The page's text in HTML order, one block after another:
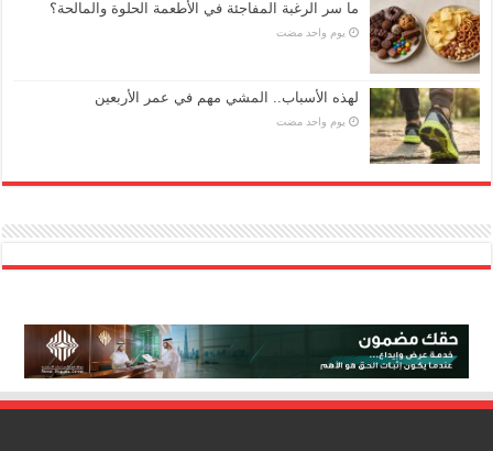
ما سر الرغبة المفاجئة في الأطعمة الحلوة والمالحة؟
‏يوم واحد مضت
لهذه الأسباب.. المشي مهم في عمر الأربعين
‏يوم واحد مضت